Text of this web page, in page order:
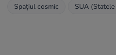
Spațiul cosmic SUA